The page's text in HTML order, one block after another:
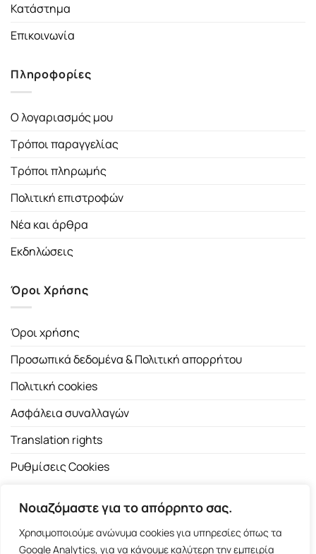
Νοιαζόμαστε για το απόρρητο σας.
Χρησιμοποιούμε ανώνυμα cookies για υπηρεσίες όπως τα
Google Analytics, για να κάνουμε καλύτερη την εμπειρία
Κατάστημα
Επικοινωνία
Πληροφορίες
Ο λογαριασμός μου
Τρόποι παραγγελίας
Τρόποι πληρωμής
Πολιτική επιστροφών
Νέα και άρθρα
Εκδηλώσεις
Όροι Χρήσης
Όροι χρήσης
Προσωπικά δεδομένα & Πολιτική απορρήτου
Πολιτική cookies
Ασφάλεια συναλλαγών
Translation rights
Ρυθμίσεις Cookies